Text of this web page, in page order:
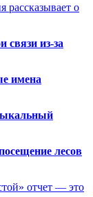
рассказывает о
из-за
имена
лесов
отчет — это